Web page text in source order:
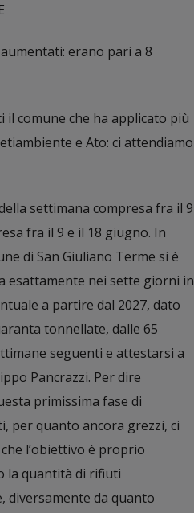
erano pari a 8
il comune che ha applicato più
e Ato: ci attendiamo
settimana compresa fra il 9
fra il 9 e il 18 giugno. In
di San Giuliano Terme si è
esattamente nei sette giorni in
a partire dal 2027, dato
tonnellate, dalle 65
seguenti e attestarsi a
Pancrazzi. Per dire
primissima fase di
per quanto ancora grezzi, ci
l’obiettivo è proprio
la quantità di rifiuti
diversamente da quanto